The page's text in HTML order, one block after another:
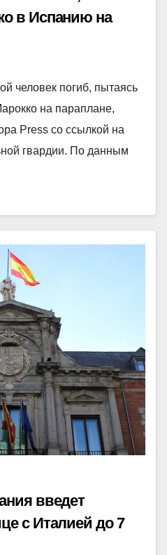
в Испанию на
человек погиб, пытаясь
на параплане,
Press со ссылкой на
гвардии. По данным
введет
с Италией до 7